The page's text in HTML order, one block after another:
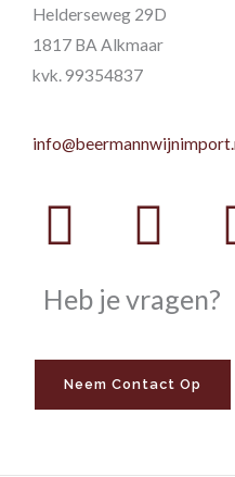
Helderseweg 29D
1817 BA Alkmaar
kvk. 99354837
Heb je vragen?
Neem Contact Op